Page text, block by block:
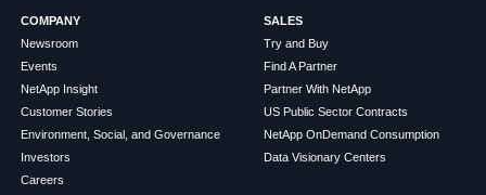
COMPANY
Newsroom
Events
NetApp Insight
Customer Stories
Environment, Social, and Governance
Investors
Careers
SALES
Try and Buy
Find A Partner
Partner With NetApp
US Public Sector Contracts
NetApp OnDemand Consumption
Data Visionary Centers